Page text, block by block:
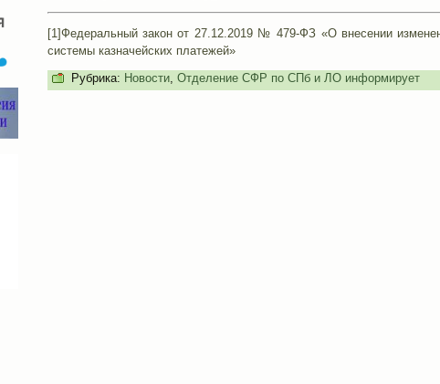
[1]Федеральный закон от 27.12.2019 № 479-ФЗ «О внесении
системы казначейских платежей»
Рубрика: Новости, Отделение СФР по СПб и ЛО информирует